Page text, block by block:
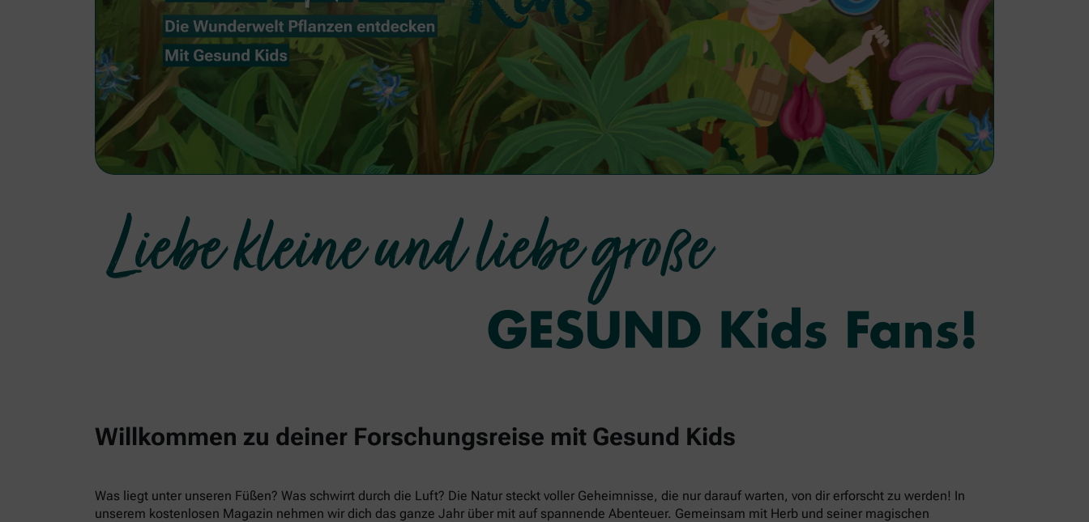
Willkommen zu deiner Forschungsreise mit Gesund Kids
Was liegt unter unseren Füßen? Was schwirrt durch die Luft? Die Natur steckt voller Geheimnisse, die nur darauf warten, von dir erforscht zu werden! In
unserem kostenlosen Magazin nehmen wir dich das ganze Jahr über mit auf spannende Abenteuer. Gemeinsam mit Herb und seiner magischen